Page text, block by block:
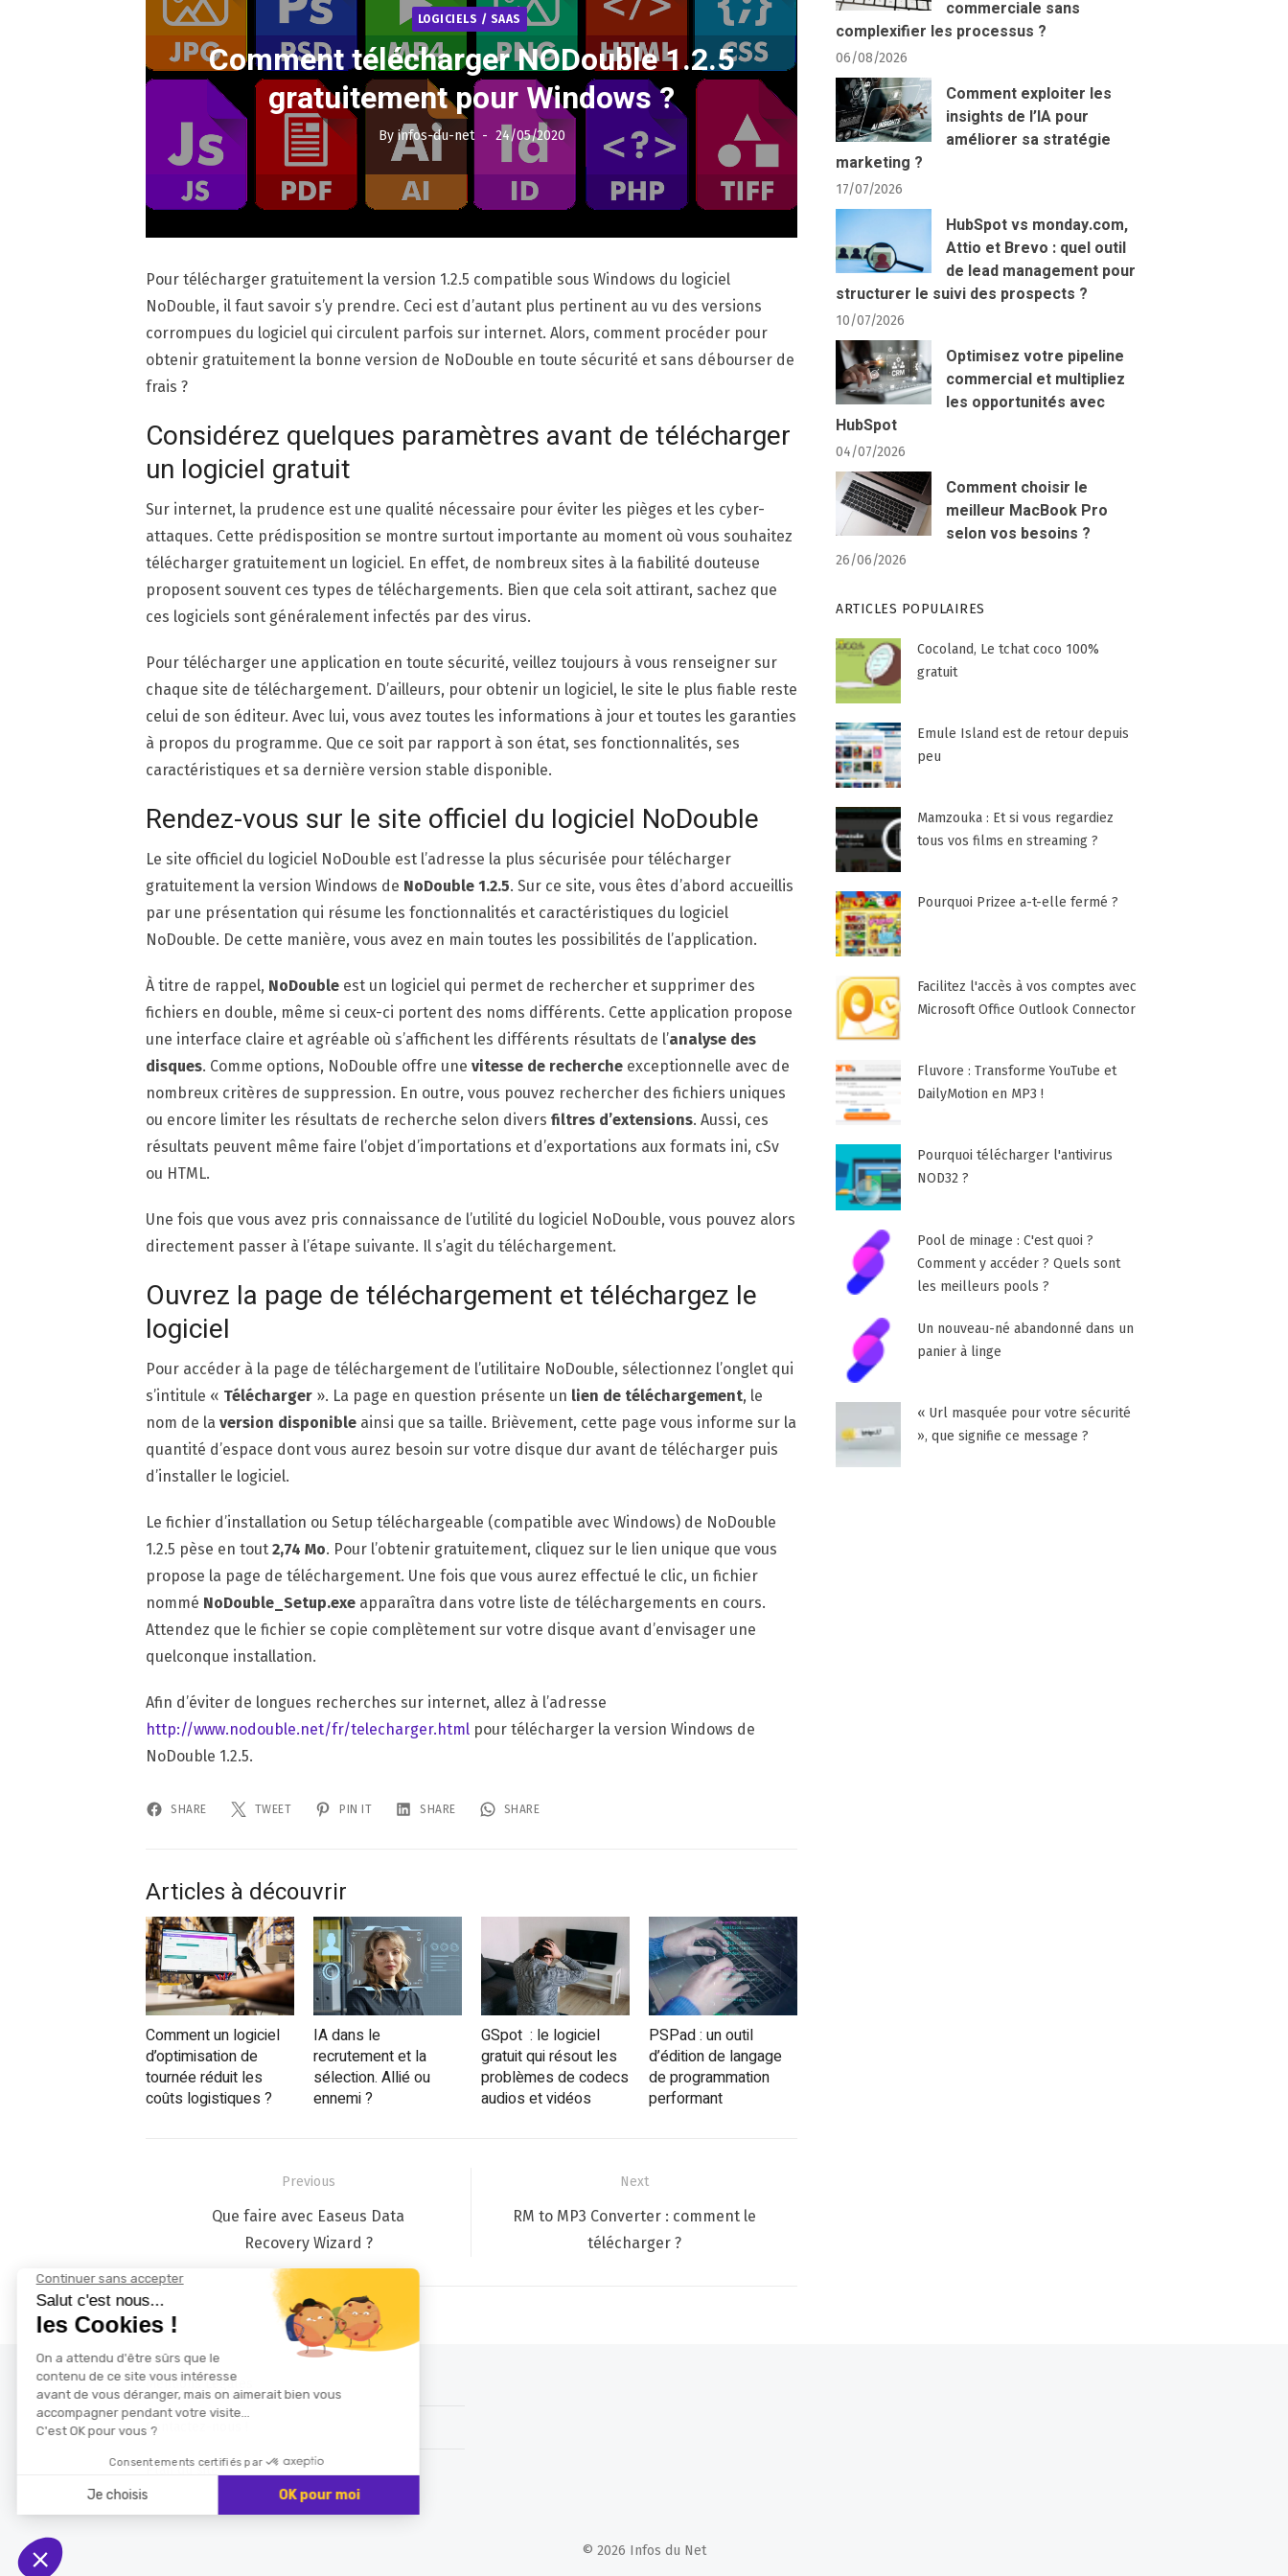
LOGICIELS / SAAS
Comment télécharger NODouble 1.2.5
gratuitement pour Windows ?
By infos-du-net
Posted
24/05/2020
Pour télécharger gratuitement la version 1.2.5 compatible sous Windows du logiciel
NoDouble, il faut savoir s’y prendre. Ceci est d’autant plus pertinent au vu des versions
corrompues du logiciel qui circulent parfois sur internet. Alors, comment procéder pour
obtenir gratuitement la bonne version de NoDouble en toute sécurité et sans débourser de
frais ?
Considérez quelques paramètres avant de télécharger
un logiciel gratuit
Sur internet, la prudence est une qualité nécessaire pour éviter les pièges et les cyber-
attaques. Cette prédisposition se montre surtout importante au moment où vous souhaitez
télécharger gratuitement un logiciel. En effet, de nombreux sites à la fiabilité douteuse
proposent souvent ces types de téléchargements. Bien que cela soit attirant, sachez que
ces logiciels sont généralement infectés par des virus.
Pour télécharger une application en toute sécurité, veillez toujours à vous renseigner sur
chaque site de téléchargement. D’ailleurs, pour obtenir un logiciel, le site le plus fiable reste
celui de son éditeur. Avec lui, vous avez toutes les informations à jour et toutes les garanties
à propos du programme. Que ce soit par rapport à son état, ses fonctionnalités, ses
caractéristiques et sa dernière version stable disponible.
Rendez-vous sur le site officiel du logiciel NoDouble
Le site officiel du logiciel NoDouble est l’adresse la plus sécurisée pour télécharger
gratuitement la version Windows de NoDouble 1.2.5. Sur ce site, vous êtes d’abord accueillis
par une présentation qui résume les fonctionnalités et caractéristiques du logiciel
NoDouble. De cette manière, vous avez en main toutes les possibilités de l’application.
À titre de rappel, NoDouble est un logiciel qui permet de rechercher et supprimer des
fichiers en double, même si ceux-ci portent des noms différents. Cette application propose
une interface claire et agréable où s’affichent les différents résultats de l’analyse des
disques. Comme options, NoDouble offre une vitesse de recherche exceptionnelle avec de
nombreux critères de suppression. En outre, vous pouvez rechercher des fichiers uniques
ou encore limiter les résultats de recherche selon divers filtres d’extensions. Aussi, ces
résultats peuvent même faire l’objet d’importations et d’exportations aux formats ini, cSv
ou HTML.
Une fois que vous avez pris connaissance de l’utilité du logiciel NoDouble, vous pouvez alors
directement passer à l’étape suivante. Il s’agit du téléchargement.
Ouvrez la page de téléchargement et téléchargez le
logiciel
Pour accéder à la page de téléchargement de l’utilitaire NoDouble, sélectionnez l’onglet qui
s’intitule « Télécharger ». La page en question présente un lien de téléchargement, le
nom de la version disponible ainsi que sa taille. Brièvement, cette page vous informe sur la
quantité d’espace dont vous aurez besoin sur votre disque dur avant de télécharger puis
d’installer le logiciel.
Le fichier d’installation ou Setup téléchargeable (compatible avec Windows) de NoDouble
1.2.5 pèse en tout 2,74 Mo. Pour l’obtenir gratuitement, cliquez sur le lien unique que vous
propose la page de téléchargement. Une fois que vous aurez effectué le clic, un fichier
nommé NoDouble_Setup.exe apparaîtra dans votre liste de téléchargements en cours.
Attendez que le fichier se copie complètement sur votre disque avant d’envisager une
quelconque installation.
Afin d’éviter de longues recherches sur internet, allez à l’adresse
http://www.nodouble.net/fr/telecharger.html pour télécharger la version Windows de
NoDouble 1.2.5.
SHARE TWEET PIN IT SHARE SHARE
Articles à découvrir
Comment un logiciel
d’optimisation de
tournée réduit les
coûts logistiques ?
IA dans le
recrutement et la
sélection. Allié ou
ennemi ?
GSpot : le logiciel
gratuit qui résout les
problèmes de codecs
audios et vidéos
PSPad : un outil
d’édition de langage
de programmation
performant
Previous
Previous
Que faire avec Easeus Data
Recovery Wizard ?
Next
Next
RM to MP3 Converter : comment le
télécharger ?
commerciale sans
complexifier les processus ?
06/08/2026
Comment exploiter les
insights de l’IA pour
améliorer sa stratégie
marketing ?
17/07/2026
HubSpot vs monday.com,
Attio et Brevo : quel outil
de lead management pour
structurer le suivi des prospects ?
10/07/2026
Optimisez votre pipeline
commercial et multipliez
les opportunités avec
HubSpot
04/07/2026
Comment choisir le
meilleur MacBook Pro
selon vos besoins ?
26/06/2026
ARTICLES POPULAIRES
Cocoland, Le tchat coco 100%
gratuit
Emule Island est de retour depuis
peu
Mamzouka : Et si vous regardiez
tous vos films en streaming ?
Pourquoi Prizee a-t-elle fermé ?
Facilitez l'accès à vos comptes avec
Microsoft Office Outlook Connector
Fluvore : Transforme YouTube et
DailyMotion en MP3 !
Pourquoi télécharger l'antivirus
NOD32 ?
Pool de minage : C'est quoi ?
Comment y accéder ? Quels sont
les meilleurs pools ?
Un nouveau-né abandonné dans un
panier à linge
« Url masquée pour votre sécurité
», que signifie ce message ?
Mentions Légales
Contactez-nous !
Plan du site
© 2026 Infos du Net